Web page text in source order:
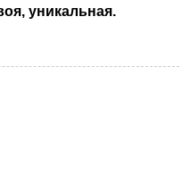
уникальная.